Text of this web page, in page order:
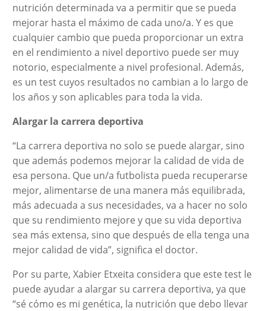
nutrición determinada va a permitir que se pueda
mejorar hasta el máximo de cada uno/a. Y es que
cualquier cambio que pueda proporcionar un extra
en el rendimiento a nivel deportivo puede ser muy
notorio, especialmente a nivel profesional. Además,
es un test cuyos resultados no cambian a lo largo de
los años y son aplicables para toda la vida.
Alargar la carrera deportiva
“La carrera deportiva no solo se puede alargar, sino
que además podemos mejorar la calidad de vida de
esa persona. Que un/a futbolista pueda recuperarse
mejor, alimentarse de una manera más equilibrada,
más adecuada a sus necesidades, va a hacer no solo
que su rendimiento mejore y que su vida deportiva
sea más extensa, sino que después de ella tenga una
mejor calidad de vida”, significa el doctor.
Por su parte, Xabier Etxeita considera que este test le
puede ayudar a alargar su carrera deportiva, ya que
“sé cómo es mi genética, la nutrición que debo llevar